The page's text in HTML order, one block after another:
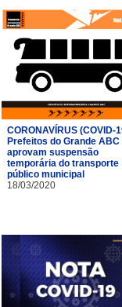
CORONAVÍRUS (COVID-
Prefeitos do Grande ABC
aprovam suspensão
temporária do transporte
público municipal
18/03/2020